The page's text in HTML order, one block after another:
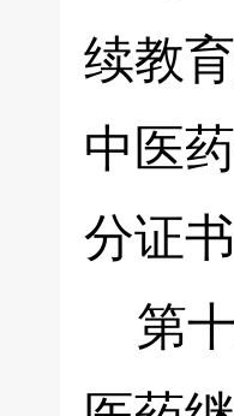
续教
中医
分证书
第十